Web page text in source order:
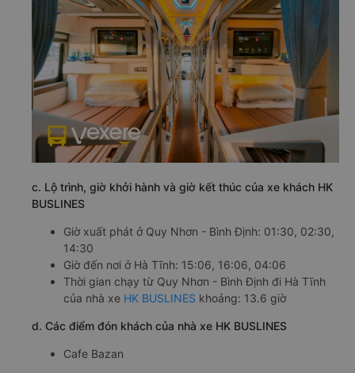
c. Lộ trình, giờ khởi hành và giờ kết thúc của xe khách HK
BUSLINES
Giờ xuất phát ở Quy Nhơn - Bình Định: 01:30, 02:30,
14:30
Giờ đến nơi ở Hà Tĩnh: 15:06, 16:06, 04:06
Thời gian chạy từ Quy Nhơn - Bình Định đi Hà Tĩnh
của nhà xe HK BUSLINES khoảng: 13.6 giờ
d. Các điểm đón khách của nhà xe HK BUSLINES
Cafe Bazan